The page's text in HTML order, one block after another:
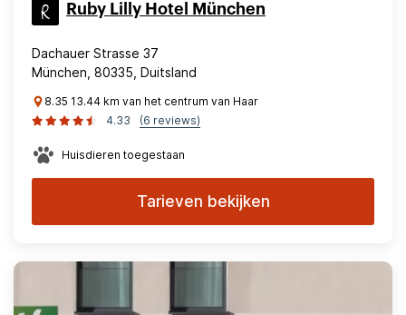
Ruby Lilly Hotel München
Dachauer Strasse 37
München, 80335, Duitsland
8.35 13.44 km van het centrum van Haar
4.33
(6 reviews)
Huisdieren toegestaan
Tarieven bekijken